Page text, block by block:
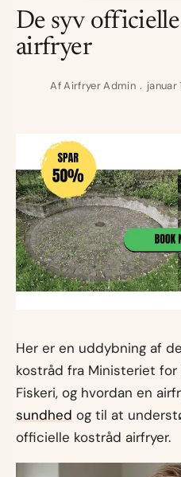
De syv
airfryer
AfAirfryer Admin januar
Her er en uddybning af de
kostråd fra Ministeriet for
Fiskeri, og hvordan en
sundhed og til at
officielle kostråd airfryer.